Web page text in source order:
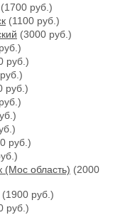
(1700 руб.)
(1100 руб.)
(3000 руб.)
руб.)
руб.)
руб.)
(Мос область) (2000
(1900 руб.)
руб.)